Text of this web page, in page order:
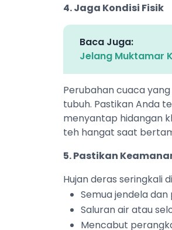
4. Jaga Kondisi Fisik
Baca Juga:
Jelang Muktamar
Perubahan cuaca
tubuh. Pastikan Anda
menyantap hidangan
teh hangat saat
5. Pastikan
Hujan deras seringkali
Semua jendela
Saluran air atau
Mencabut